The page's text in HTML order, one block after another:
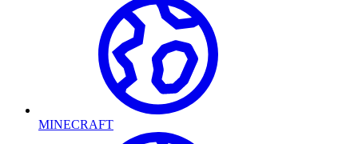
MINECRAFT